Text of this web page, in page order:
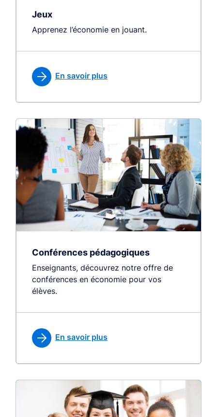
Jeux
Apprenez l’économie en jouant.
En savoir plus
Conférences pédagogiques
Enseignants, découvrez notre offre de
conférences en économie pour vos
élèves.
En savoir plus